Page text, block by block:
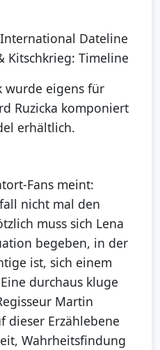
Dateline
Kitschkrieg: Timeline
wurde eigens für
Ruzicka komponiert
erhältlich.
Fans meint:
nicht mal den
muss sich Lena
begeben, in der
ist, sich einem
durchaus kluge
Martin
dieser Erzählebene
Wahrheitsfindung